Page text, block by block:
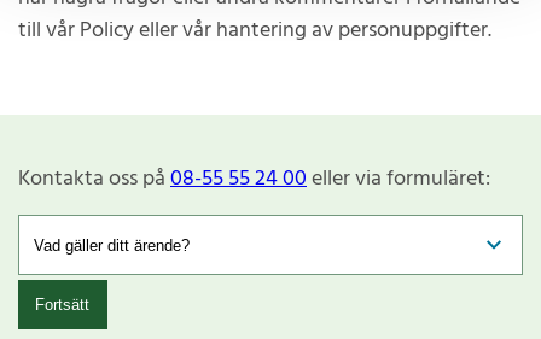
till vår Policy eller vår hantering av personuppgifter.
Kontakta oss på08-55 55 24 00eller via formuläret:
Fortsätt